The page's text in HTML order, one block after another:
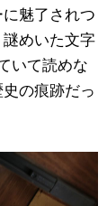
魅了されつ
めいた文字
いて読めな
の痕跡だっ